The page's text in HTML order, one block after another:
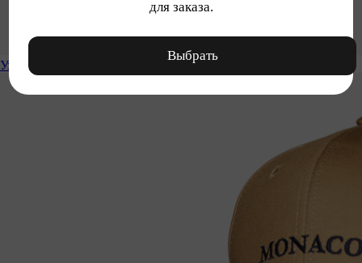
Уход
для заказа.
Выбрать